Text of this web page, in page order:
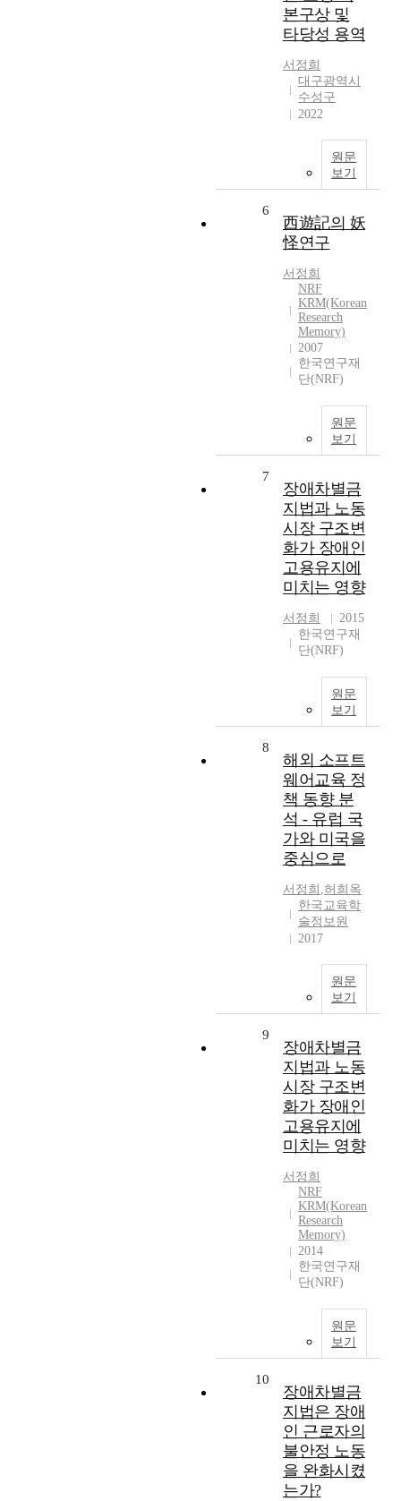
본구상 및
타당성 용역
서정희
대구광역시
수성구
2022
원문
보기
6
西遊記의 妖
怪연구
서정희
NRF
KRM(Korean
Research
Memory)
2007
한국연구재
단(NRF)
원문
보기
7
장애차별금
지법과 노동
시장 구조변
화가 장애인
고용유지에
미치는 영향
서정희
2015
한국연구재
단(NRF)
원문
보기
8
해외 소프트
웨어교육 정
책 동향 분
석 - 유럽 국
가와 미국을
중심으로
서정희 ,허희옥
한국교육학
술정보원
2017
원문
보기
9
장애차별금
지법과 노동
시장 구조변
화가 장애인
고용유지에
미치는 영향
서정희
NRF
KRM(Korean
Research
Memory)
2014
한국연구재
단(NRF)
원문
보기
10
장애차별금
지법은 장애
인 근로자의
불안정 노동
을 완화시켰
는가?